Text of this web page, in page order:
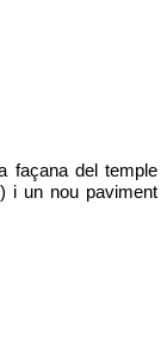
façana del temple
) i un nou paviment